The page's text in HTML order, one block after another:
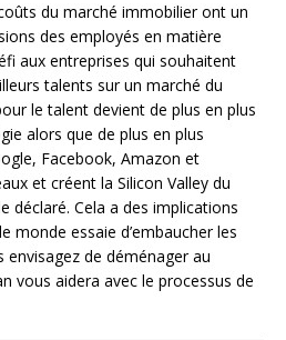
du marché immobilier ont un
des employés en matière
aux entreprises qui souhaitent
talents sur un marché du
le talent devient de plus en plus
alors que de plus en plus
Facebook, Amazon et
et créent la Silicon Valley du
déclaré. Cela a des implications
monde essaie d’embaucher les
envisagez de déménager au
vous aidera avec le processus de